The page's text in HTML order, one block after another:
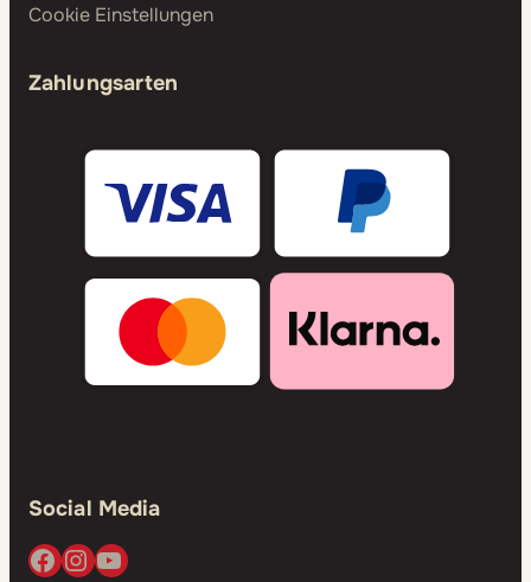
Cookie Einstellungen
Zahlungsarten
Social Media
Facebook
Instagram
YouTube